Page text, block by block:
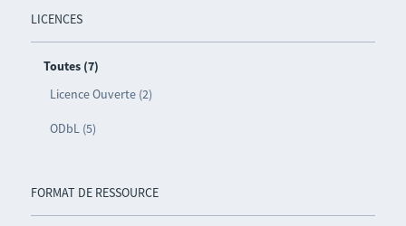
LICENCES
Toutes (7)
Licence Ouverte (2)
ODbL (5)
FORMAT DE RESSOURCE